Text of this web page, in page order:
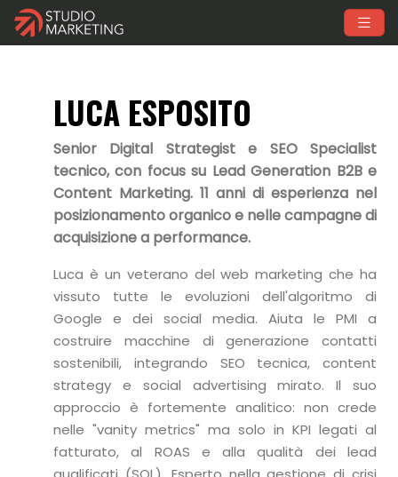
LUCA ESPOSITO
Senior Digital Strategist e SEO Specialist
tecnico, con focus su Lead Generation B2B e
Content Marketing. 11 anni di esperienza nel
posizionamento organico e nelle campagne di
acquisizione a performance.
Luca è un veterano del web marketing che ha
vissuto tutte le evoluzioni dell'algoritmo di
Google e dei social media. Aiuta le PMI a
costruire macchine di generazione contatti
sostenibili, integrando SEO tecnica, content
strategy e social advertising mirato. Il suo
approccio è fortemente analitico: non crede
nelle "vanity metrics" ma solo in KPI legati al
fatturato, al ROAS e alla qualità dei lead